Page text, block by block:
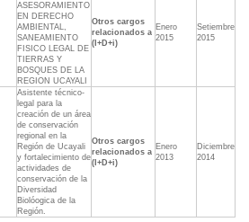
ASESORAMIENTO
EN DERECHO
AMBIENTAL,
SANEAMIENTO
FISICO LEGAL DE
TIERRAS Y
BOSQUES DE LA
REGION UCAYALI
Otros cargos
relacionados a
(I+D+i)
Enero
2015
Setiembre
2015
Asistente técnico-
legal para la
creación de un área
de conservación
regional en la
Región de Ucayali
y fortalecimiento de
actividades de
conservación de la
Diversidad
Biolóogica de la
Región.
Otros cargos
relacionados a
(I+D+i)
Enero
2013
Diciembre
2014